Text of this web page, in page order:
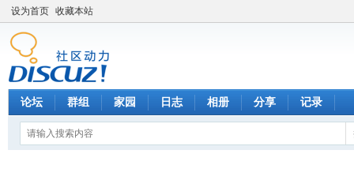
设为首页 收藏本站
论坛 群组 家园 日志 相册 分享 记录